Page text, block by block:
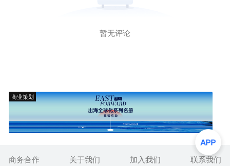
暂无评论
商业策划
商务合作 关于我们 加入我们 联系我们